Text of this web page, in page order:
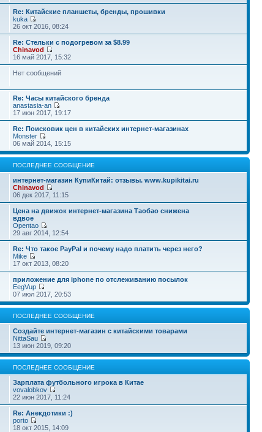
Re: Китайские планшеты, бренды, прошивки
kuka
26 окт 2016, 08:24
Re: Стельки с подогревом за $8.99
Chinavod
16 май 2017, 15:32
Нет сообщений
Re: Часы китайского бренда
anastasia-an
17 июн 2017, 19:17
Re: Поисковик цен в китайских интернет-магазинах
Monster
06 май 2014, 15:15
ПОСЛЕДНЕЕ СООБЩЕНИЕ
интернет-магазин КупиКитай: отзывы. www.kupikitai.ru
Chinavod
06 дек 2017, 11:15
Цена на движок интернет-магазина Таобао снижена
вдвое
Opentao
29 авг 2014, 12:54
Re: Что такое PayPal и почему надо платить через него?
Mike
17 окт 2013, 08:20
приложение для iphone по отслеживанию посылок
EegVup
07 июл 2017, 20:53
ПОСЛЕДНЕЕ СООБЩЕНИЕ
Создайте интернет-магазин с китайскими товарами
NittaSau
13 июн 2019, 09:20
ПОСЛЕДНЕЕ СООБЩЕНИЕ
Зарплата футбольного игрока в Китае
vovalobkov
22 июн 2017, 11:24
Re: Анекдотики :)
porto
18 окт 2015, 14:09